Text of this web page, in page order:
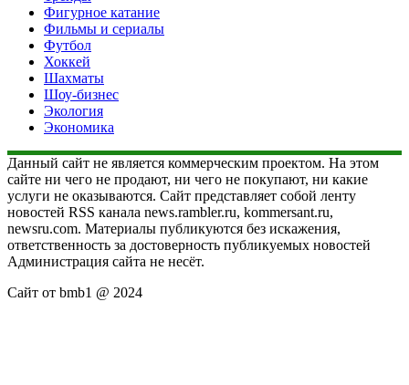
Фигурное катание
Фильмы и сериалы
Футбол
Хоккей
Шахматы
Шоу-бизнес
Экология
Экономика
Данный сайт не является коммерческим проектом. На этом
сайте ни чего не продают, ни чего не покупают, ни какие
услуги не оказываются. Сайт представляет собой ленту
новостей RSS канала news.rambler.ru, kommersant.ru,
newsru.com. Материалы публикуются без искажения,
ответственность за достоверность публикуемых новостей
Администрация сайта не несёт.
Сайт от bmb1 @ 2024